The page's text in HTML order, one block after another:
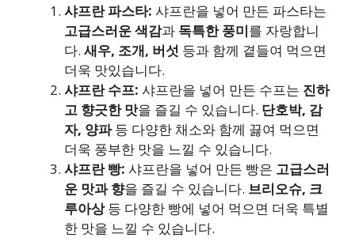
샤프란 파스타: 샤프란을 넣어 만든 파스타는
고급스러운 색감과 독특한 풍미를 자랑합니
다. 새우, 조개, 버섯 등과 함께 곁들여 먹으면
더욱 맛있습니다.
샤프란 수프: 샤프란을 넣어 만든 수프는 진하
고 향긋한 맛을 즐길 수 있습니다. 단호박, 감
자, 양파등 다양한 채소와 함께 끓여 먹으면
더욱 풍부한 맛을 느낄 수 있습니다.
샤프란 빵: 샤프란을 넣어 만든 빵은 고급스러
운 맛과 향을 즐길 수 있습니다. 브리오슈, 크
루아상등 다양한 빵에 넣어 먹으면 더욱 특별
한 맛을 느낄 수 있습니다.